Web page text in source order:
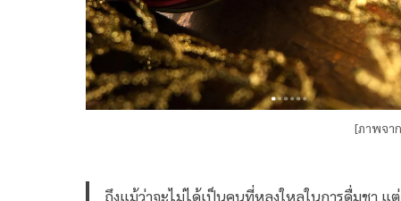
[ภาพจา
ถึงแม้ว่าจะไม่ได้เป็นคนที่หลงใหลในการดื่มชา